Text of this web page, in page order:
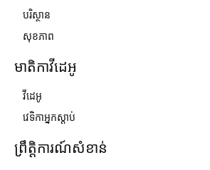
បរិស្ថាន
សុខភាព
មាតិកាវីដេអូ
វីដេអូ
វេទិកាអ្នកស្ដាប់
ព្រឹត្តិការណ៍សំខាន់